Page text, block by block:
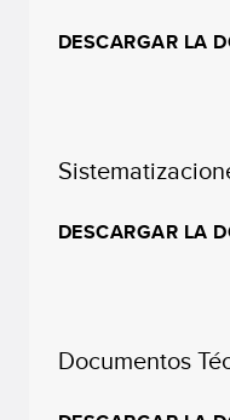
DESCARGAR LA
DESCARGAR LA
Documentos